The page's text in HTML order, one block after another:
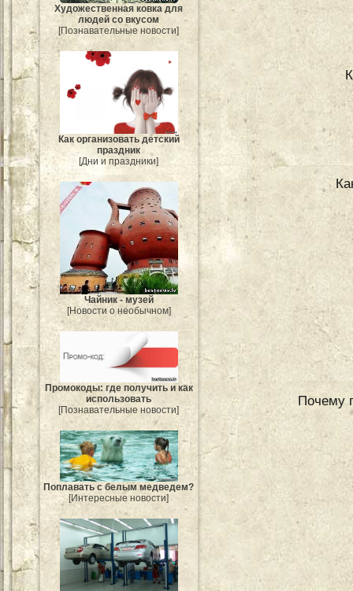
Художественная ковка для
людей со вкусом
[Познавательные новости]
Как организовать детский
праздник
[Дни и праздники]
Чайник - музей
[Новости о необычном]
Промокоды: где получить и как
использовать
[Познавательные новости]
Поплавать с белым медведем?
[Интересные новости]
Почему